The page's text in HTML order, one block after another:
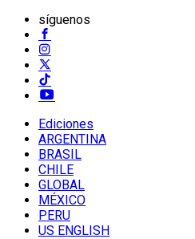
síguenos
Ediciones
ARGENTINA
BRASIL
CHILE
GLOBAL
MÉXICO
PERU
US ENGLISH